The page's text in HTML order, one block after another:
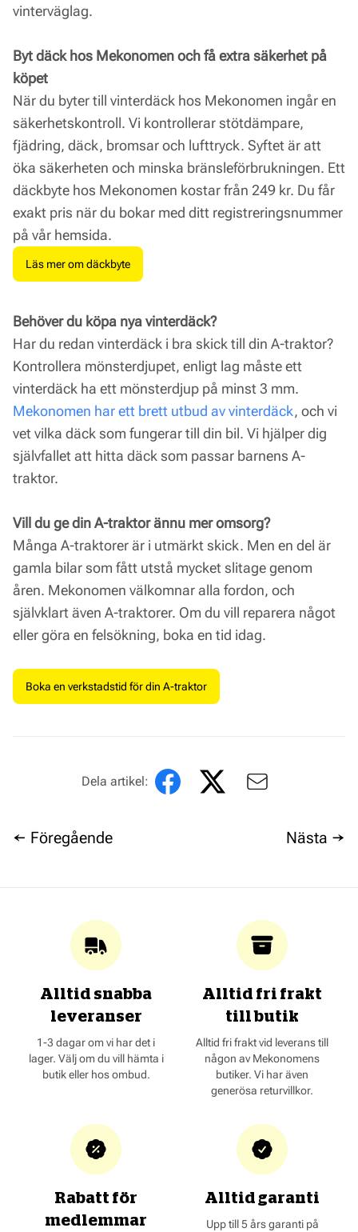
vinterväglag.
Byt däck hos Mekonomen och få extra säkerhet på
köpet
När du byter till vinterdäck hos Mekonomen ingår en
säkerhetskontroll. Vi kontrollerar stötdämpare,
fjädring, däck, bromsar och lufttryck. Syftet är att
öka säkerheten och minska bränsleförbrukningen. Ett
däckbyte hos Mekonomen kostar från 249 kr. Du får
exakt pris när du bokar med ditt registreringsnummer
på vår hemsida.
Läs mer om däckbyte
Behöver du köpa nya vinterdäck?
Har du redan vinterdäck i bra skick till din A-traktor?
Kontrollera mönsterdjupet, enligt lag måste ett
vinterdäck ha ett mönsterdjup på minst 3 mm.
Mekonomen har ett brett utbud av vinterdäck, och vi
vet vilka däck som fungerar till din bil. Vi hjälper dig
självfallet att hitta däck som passar barnens A-
traktor.
Vill du ge din A-traktor ännu mer omsorg?
Många A-traktorer är i utmärkt skick. Men en del är
gamla bilar som fått utstå mycket slitage genom
åren. Mekonomen välkomnar alla fordon, och
självklart även A-traktorer. Om du vill reparera något
eller göra en felsökning, boka en tid idag.
Boka en verkstadstid för din A-traktor
Dela artikel:
← Föregående Nästa →
Alltid snabba
leveranser
1-3 dagar om vi har det i
lager. Välj om du vill hämta i
butik eller hos ombud.
Alltid fri frakt
till butik
Alltid fri frakt vid leverans till
någon av Mekonomens
butiker. Vi har även
generösa returvillkor.
Rabatt för
medlemmar
Alltid garanti
Upp till 5 års garanti på